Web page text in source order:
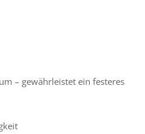
– gewährleistet ein festeres